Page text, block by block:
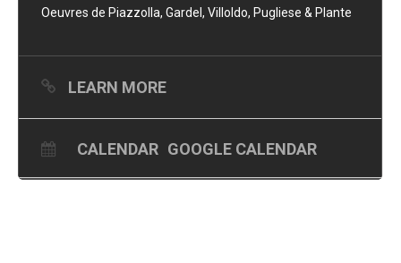
Oeuvres de Piazzolla, Gardel, Villoldo, Pugliese & Plante
LEARN MORE
CALENDAR GOOGLE CALENDAR